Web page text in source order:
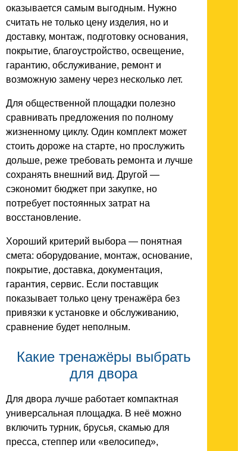
оказывается самым выгодным. Нужно
считать не только цену изделия, но и
доставку, монтаж, подготовку основания,
покрытие, благоустройство, освещение,
гарантию, обслуживание, ремонт и
возможную замену через несколько лет.
Для общественной площадки полезно
сравнивать предложения по полному
жизненному циклу. Один комплект может
стоить дороже на старте, но прослужить
дольше, реже требовать ремонта и лучше
сохранять внешний вид. Другой —
сэкономит бюджет при закупке, но
потребует постоянных затрат на
восстановление.
Хороший критерий выбора — понятная
смета: оборудование, монтаж, основание,
покрытие, доставка, документация,
гарантия, сервис. Если поставщик
показывает только цену тренажёра без
привязки к установке и обслуживанию,
сравнение будет неполным.
Какие тренажёры выбрать
для двора
Для двора лучше работает компактная
универсальная площадка. В неё можно
включить турник, брусья, скамью для
пресса, степпер или «велосипед»,